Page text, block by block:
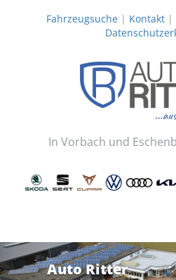
Fahrzeugsuche| Kontakt|
In Vorbach und
Auto Ritter
Zurück